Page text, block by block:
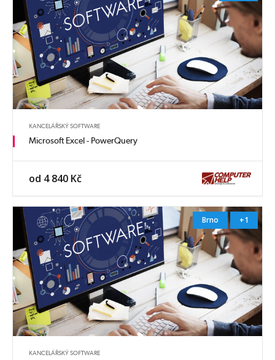
KANCELÁŘSKÝ SOFTWARE
Microsoft Excel - PowerQuery
od 4 840 Kč
Brno +1
KANCELÁŘSKÝ SOFTWARE